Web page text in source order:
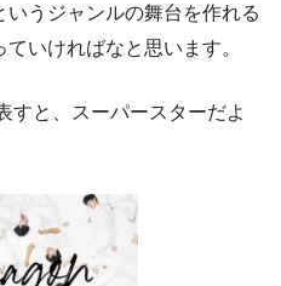
うジャンルの舞台を作れる
いければなと思います。
と、スーパースターだよ